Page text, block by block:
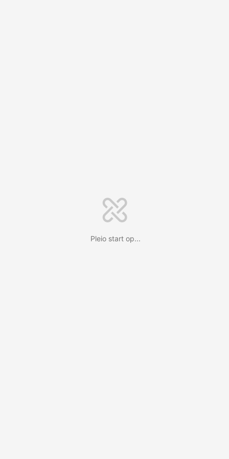
Pleio start op...